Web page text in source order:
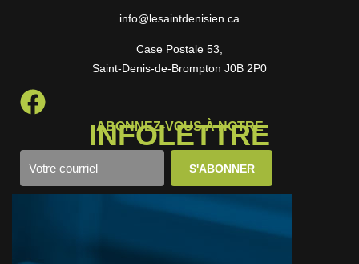
info@lesaintdenisien.ca
Case Postale 53,
Saint-Denis-de-Brompton J0B 2P0
ABONNEZ-VOUS À NOTRE
INFOLETTRE